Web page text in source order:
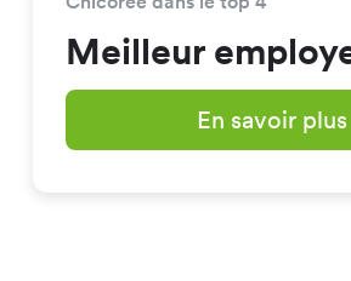
Meilleur
En savoir plus